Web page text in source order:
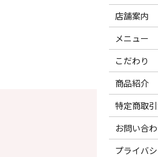
店舗案内
メニュー
こだわり
商品紹介
特定商取
お問い合
プライバ